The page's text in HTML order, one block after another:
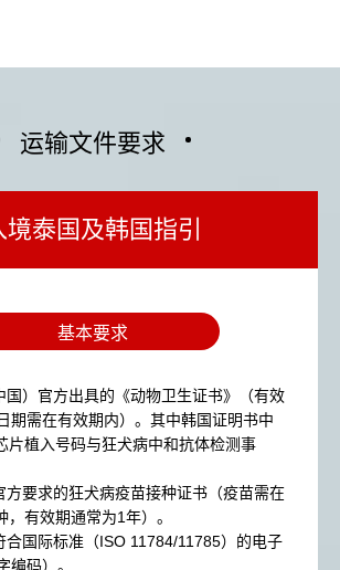
运输文件要求
境泰国及韩国指引
基本要求
国）官方出具的《动物卫生证书》（有效
期需在有效期内）。其中韩国证明书中
片植入号码与狂犬病中和抗体检测事
方要求的狂犬病疫苗接种证书（疫苗需在
，有效期通常为1年）。
合国际标准（ISO 11784/11785）的电子
编码）。